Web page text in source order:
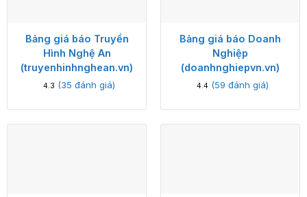
Bảng giá báo Truyền
Hình Nghệ An
(truyenhinhnghean.vn)
4.3 (35 đánh giá)
Bảng giá báo Doanh
Nghiệp
(doanhnghiepvn.vn)
4.4 (59 đánh giá)